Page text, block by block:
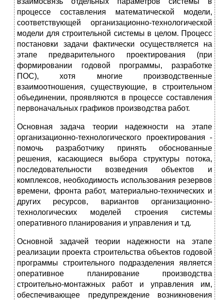
процессе составления математической модели,
соответствующей организационно-технологической
модели для строительной системы в целом. Процесс
постановки задачи фактически осуществляется на
этапе предварительного проектирования (при
формировании годовой программы, разработке
ПОС), хотя многие производ­ственные
взаимоотношения, существующие, в строительном
объединении, проявляются в процессе составления
первона­чальных графиков производства работ.
Основная задача теории надежности на этапе
организа­ционно-технологического проектирования -
помочь разработ­чику принять обоснованные
решения, касающиеся выбора структуры потока,
последовательности возведения объектов и
комплексов, необходимость использования резервов
времени, фронта работ, материально-технических и
других ресурсов, вариантов организационно-
технологических моделей строения системы
оперативного планирования и управления и т.д.
Основной задачей теории надежности на этапе
реализации проекта строительства объектов годовой
программы строительного подразделения является
оперативное планирование производства
строительно-монтажных работ и управле­ния им,
обеспечивающее предупреждение возникновения